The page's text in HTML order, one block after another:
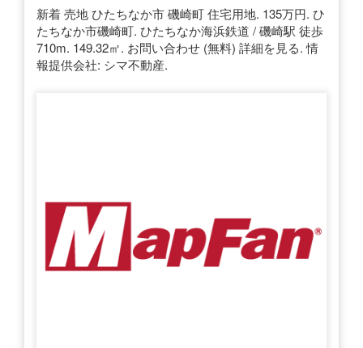
新着 売地 ひたちなか市 磯崎町 住宅用地. 135万円. ひ
たちなか市磯崎町. ひたちなか海浜鉄道 / 磯崎駅 徒歩
710m. 149.32㎡. お問い合わせ (無料) 詳細を見る. 情
報提供会社: シマ不動産.